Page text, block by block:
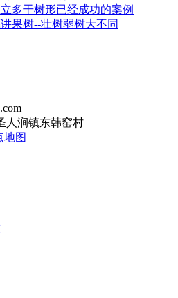
多干树形已经成功的案例
果树--壮树弱树大不同
人涧镇东韩窑村
地图